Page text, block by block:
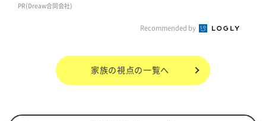
PR(Dreaw合同会社)
Recommended by
家族の視点の一覧へ